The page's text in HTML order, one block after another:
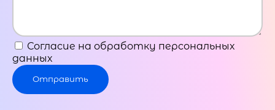
Согласие на обработку персональных
данных
Отправить